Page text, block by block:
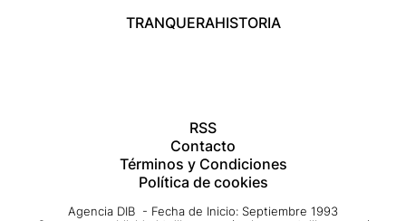
TRANQUERAHISTORIA
RSS
Contacto
Términos y Condiciones
Política de cookies
Agencia DIB - Fecha de Inicio: Septiembre 1993